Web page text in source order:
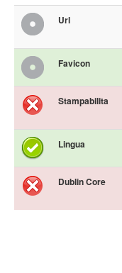
Url
Favicon
Stampabilita
Lingua
Dublin Core